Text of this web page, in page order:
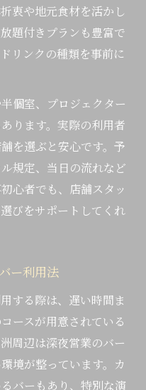
衷や地元食材を活かし
題付きプランも豊富で
リンクの種類を事前に
個室、プロジェクター
ります。実際の利用者
を選ぶと安心です。予
規定、当日の流れなど
心者でも、店舗スタッ
びをサポートしてくれ
ー利用法
する際は、遅い時間ま
ースが用意されている
周辺は深夜営業のバー
境が整っています。カ
バーもあり、特別な演